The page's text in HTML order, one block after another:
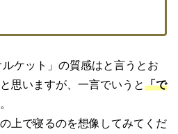
ルケット」の質感はと言うとお
思いますが、一言でいうと「で
上で寝るのを想像してみてくだ